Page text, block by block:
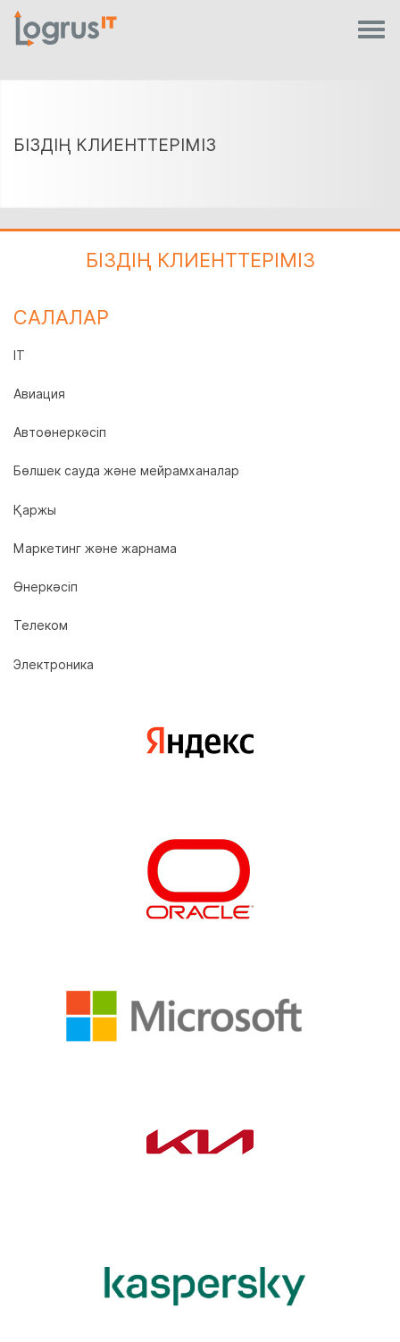
БІЗДІҢ КЛИЕНТТЕРІМІЗ
БІЗДІҢ КЛИЕНТТЕРІМІЗ
САЛАЛАР
IT
Авиация
Автоөнеркәсіп
Бөлшек сауда және мейрамханалар
Қаржы
Маркетинг және жарнама
Өнеркәсіп
Телеком
Электроника